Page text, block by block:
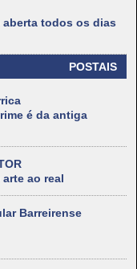
aberta todos os dias
POSTAIS
é da antiga
ao real
Barreirense